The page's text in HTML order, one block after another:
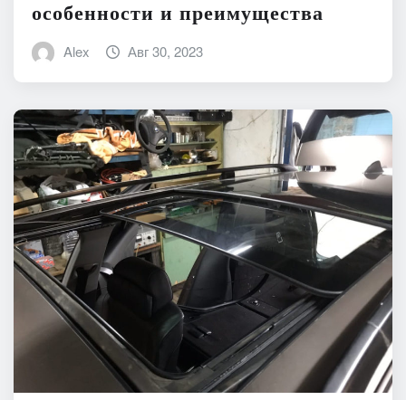
особенности и преимущества
Alex Авг 30, 2023